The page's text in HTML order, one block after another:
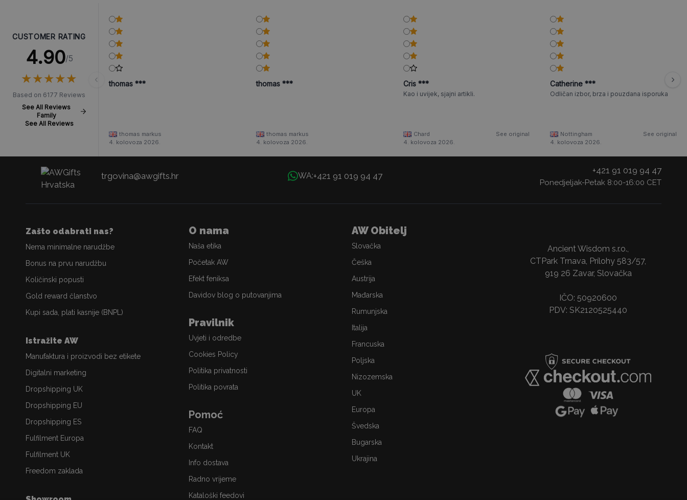
CUSTOMER RATING
4.90/5
★★★★★
★★★★★
Based on 6177 Reviews
See All Reviews
Family
See All Reviews
thomas ***
thomas markus
4. kolovoza 2026.
thomas ***
thomas markus
4. kolovoza 2026.
Cris ***
Kao i uvijek, sjajni artikli.
Chard
See original
4. kolovoza 2026.
Catherine ***
Odličan izbor, brza i pouzdana isporuka
Nottingham
See original
4. kolovoza 2026.
trgovina@awgifts.hr WA:+421 91 019 94 47
+421 91 019 94 47
Ponedjeljak-Petak 8:00-16:00 CET
Zašto odabrati nas?
Nema minimalne narudžbe
Bonus na prvu narudžbu
Količinski popusti
Gold reward članstvo
Kupi sada, plati kasnije (BNPL)
Istražite AW
Manufaktura i proizvodi bez etikete
Digitalni marketing
Dropshipping UK
Dropshipping EU
Dropshipping ES
Fulfilment Europa
Fulfilment UK
Freedom zaklada
O nama
Naša etika
Početak AW
Efekt feniksa
Davidov blog o putovanjima
Pravilnik
Uvjeti i odredbe
Cookies Policy
Politika privatnosti
Politika povrata
Pomoć
FAQ
Kontakt
Info dostava
Radno vrijeme
Kataloški feedovi
AW Obitelj
Slovačka
Češka
Austrija
Mađarska
Rumunjska
Italija
Francuska
Poljska
Nizozemska
UK
Europa
Švedska
Bugarska
Ukrajina
Ancient Wisdom s.r.o.,
CTPark Trnava, Prílohy 583/57,
919 26 Zavar, Slovačka
IČO: 50920600
PDV: SK2120525440